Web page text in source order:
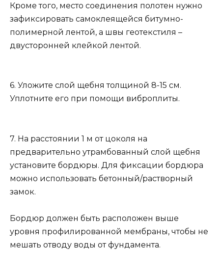
Кроме того, место соединения полотен нужно
зафиксировать самоклеящейся битумно-
полимерной лентой, а швы геотекстиля –
двусторонней клейкой лентой.
6. Уложите слой щебня толщиной 8-15 см.
Уплотните его при помощи виброплиты.
7. На расстоянии 1 м от цоколя на
предварительно утрамбованный слой щебня
установите бордюры. Для фиксации бордюра
можно использовать бетонный/растворный
замок.
Бордюр должен быть расположен выше
уровня профилированной мембраны, чтобы не
мешать отводу воды от фундамента.